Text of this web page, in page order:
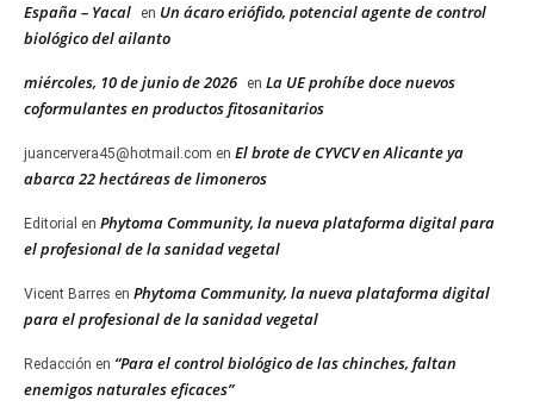
España – Yacal
en Un ácaro eriófido, potencial agente de control
biológico del ailanto
miércoles, 10 de junio de 2026 en La UE prohíbe doce nuevos
coformulantes en productos fitosanitarios
juancervera45@hotmail.com en El brote de CYVCV en Alicante ya
abarca 22 hectáreas de limoneros
Editorial en Phytoma Community, la nueva plataforma digital para
el profesional de la sanidad vegetal
Vicent Barres en Phytoma Community, la nueva plataforma digital
para el profesional de la sanidad vegetal
Redacción en “Para el control biológico de las chinches, faltan
enemigos naturales eficaces”